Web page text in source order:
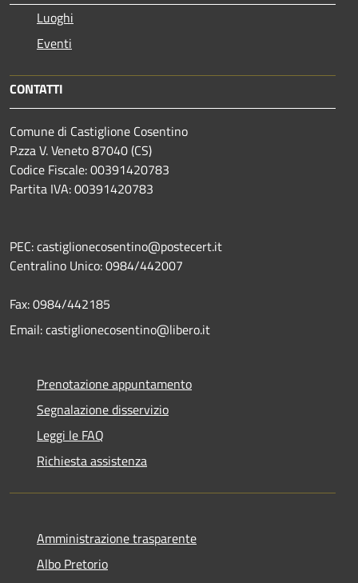
Luoghi
Eventi
CONTATTI
Comune di Castiglione Cosentino
P.zza V. Veneto 87040 (CS)
Codice Fiscale: 00391420783
Partita IVA: 00391420783
PEC: castiglionecosentino@postecert.it
Centralino Unico: 0984/442007
Fax: 0984/442185
Email: castiglionecosentino@libero.it
Prenotazione appuntamento
Segnalazione disservizio
Leggi le FAQ
Richiesta assistenza
Amministrazione trasparente
Albo Pretorio